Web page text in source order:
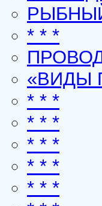
* * *
«ВИДЫ
* * *
* * *
* * *
* * *
* * *